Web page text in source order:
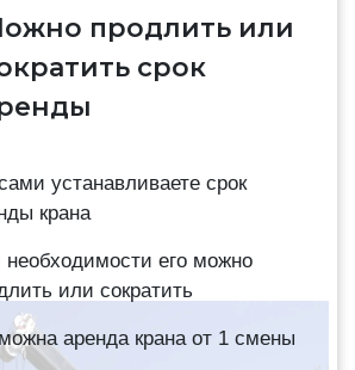
продлить или
срок
устанавливаете срок
крана
необходимости его можно
или сократить
аренда крана от 1 смены